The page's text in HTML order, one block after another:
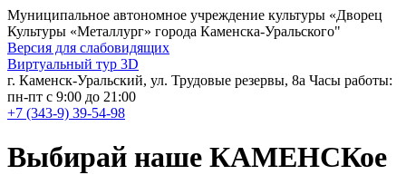
Муниципальное автономное учреждение культуры «Дворец
Культуры «Металлург» города Каменска-Уральского"
Версия для слабовидящих
Виртуальный тур 3D
г. Каменск-Уральский, ул. Трудовые резервы, 8а Часы работы:
пн-пт с 9:00 до 21:00
+7 (343-9) 39-54-98
Выбирай наше КАМЕНСКое